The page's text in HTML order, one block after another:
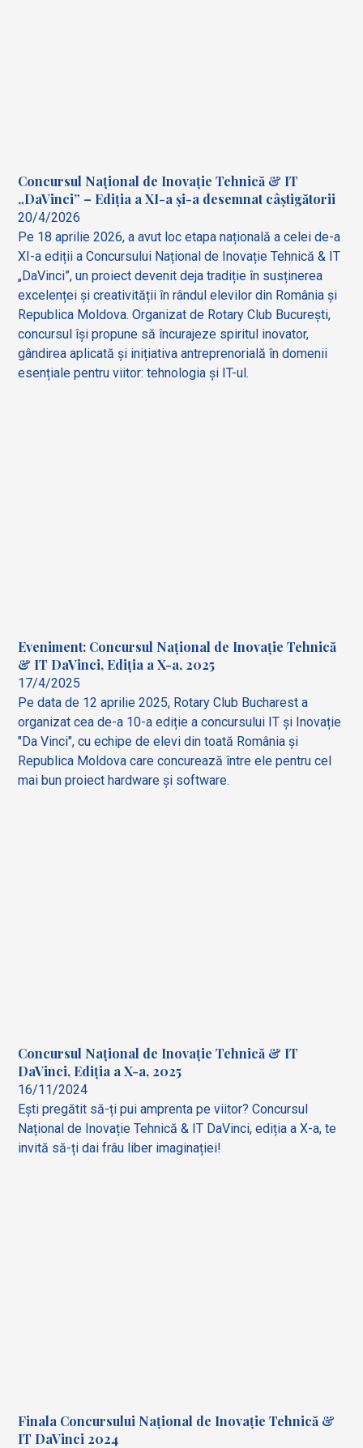
Concursul Național de Inovație Tehnică & IT
„DaVinci” – Ediția a XI-a și-a desemnat câștigătorii
20/4/2026
Pe 18 aprilie 2026, a avut loc etapa națională a celei de-a
XI-a ediții a Concursului Național de Inovație Tehnică & IT
„DaVinci”, un proiect devenit deja tradiție în susținerea
excelenței și creativității în rândul elevilor din România și
Republica Moldova. Organizat de Rotary Club București,
concursul își propune să încurajeze spiritul inovator,
gândirea aplicată și inițiativa antreprenorială în domenii
esențiale pentru viitor: tehnologia și IT-ul.
Eveniment: Concursul Național de Inovație Tehnică
& IT DaVinci, Ediția a X-a, 2025
17/4/2025
Pe data de 12 aprilie 2025, Rotary Club Bucharest a
organizat cea de-a 10-a ediție a concursului IT și Inovație
"Da Vinci", cu echipe de elevi din toată România și
Republica Moldova care concurează între ele pentru cel
mai bun proiect hardware și software.
Concursul Național de Inovație Tehnică & IT
DaVinci, Ediția a X-a, 2025
16/11/2024
Ești pregătit să-ți pui amprenta pe viitor? Concursul
Național de Inovație Tehnică & IT DaVinci, ediția a X-a, te
invită să-ți dai frâu liber imaginației!
Finala Concursului Național de Inovație Tehnică &
IT DaVinci 2024